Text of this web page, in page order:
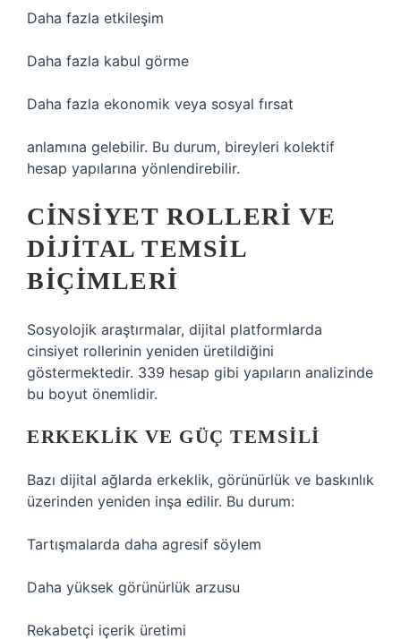
Daha fazla etkileşim
Daha fazla kabul görme
Daha fazla ekonomik veya sosyal fırsat
anlamına gelebilir. Bu durum, bireyleri kolektif
hesap yapılarına yönlendirebilir.
CINSIYET ROLLERI VE
DIJITAL TEMSIL
BIÇIMLERI
Sosyolojik araştırmalar, dijital platformlarda
cinsiyet rollerinin yeniden üretildiğini
göstermektedir. 339 hesap gibi yapıların analizinde
bu boyut önemlidir.
ERKEKLIK VE GÜÇ TEMSILI
Bazı dijital ağlarda erkeklik, görünürlük ve baskınlık
üzerinden yeniden inşa edilir. Bu durum:
Tartışmalarda daha agresif söylem
Daha yüksek görünürlük arzusu
Rekabetçi içerik üretimi